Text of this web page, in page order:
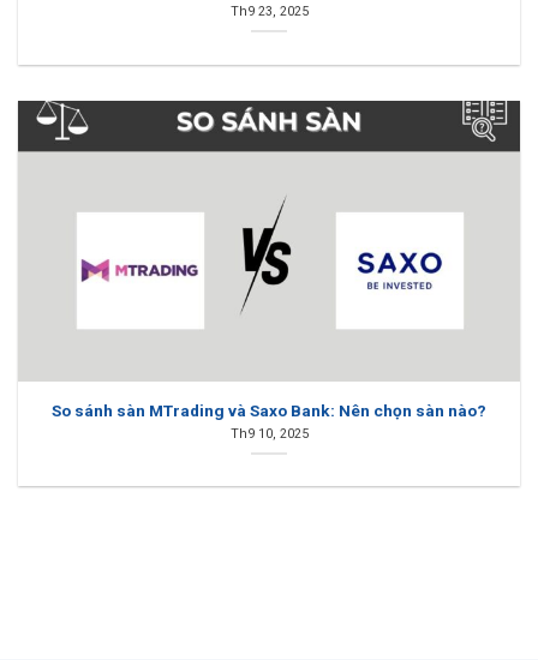
Th9 23, 2025
So sánh sàn MTrading và Saxo Bank: Nên chọn sàn nào?
Th9 10, 2025